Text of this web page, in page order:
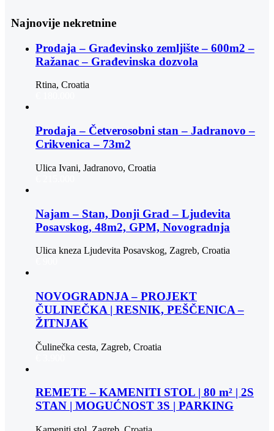
Najnovije nekretnine
Prodaja – Građevinsko zemljište – 600m2 –
Ražanac – Građevinska dozvola
Rtina, Croatia
Prodaja – Četverosobni stan – Jadranovo –
Crikvenica – 73m2
Ulica Ivani, Jadranovo, Croatia
Najam – Stan, Donji Grad – Ljudevita
Posavskog, 48m2, GPM, Novogradnja
Ulica kneza Ljudevita Posavskog, Zagreb, Croatia
NOVOGRADNJA – PROJEKT
ČULINEČKA | RESNIK, PEŠČENICA –
ŽITNJAK
Čulinečka cesta, Zagreb, Croatia
REMETE – KAMENITI STOL | 80 m² | 2S
STAN | MOGUĆNOST 3S | PARKING